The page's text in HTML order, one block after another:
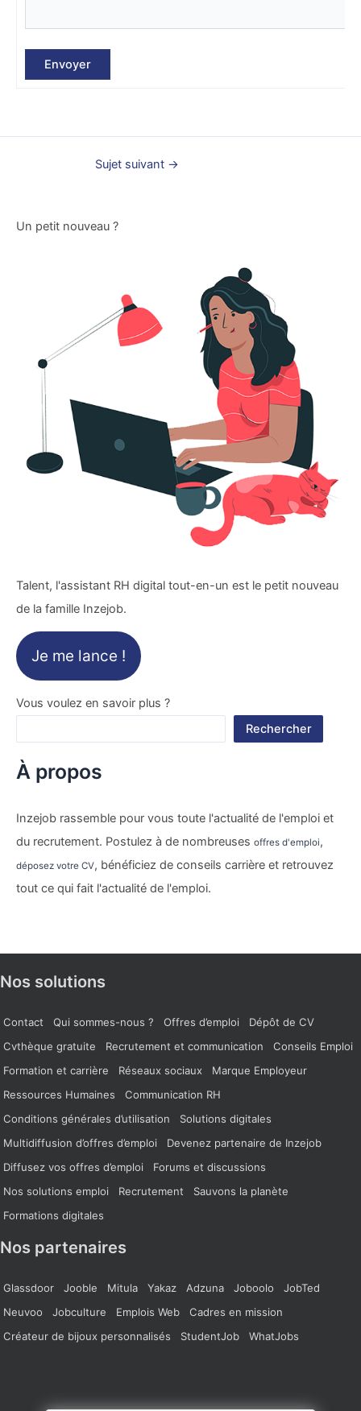
Envoyer
Sujet suivant →
Un petit nouveau ?
Talent, l'assistant RH digital tout-en-un est le petit nouveau
de la famille Inzejob.
Je me lance !
Vous voulez en savoir plus ?
Rechercher
À propos
Inzejob rassemble pour vous toute l'actualité de l'emploi et
du recrutement. Postulez à de nombreuses offres d'emploi,
déposez votre CV, bénéficiez de conseils carrière et retrouvez
tout ce qui fait l'actualité de l'emploi.
Nos solutions
Contact Qui sommes-nous ? Offres d’emploi
Dépôt de CV
Cvthèque gratuite
Recrutement et communication
Conseils Emploi
Formation et carrière
Réseaux sociaux
Marque Employeur
Ressources Humaines
Communication RH
Conditions générales d’utilisation
Solutions digitales
Multidiffusion d’offres d’emploi
Devenez partenaire de Inzejob
Diffusez vos offres d’emploi
Forums et discussions
Nos solutions emploi
Recrutement
Sauvons la planète
Formations digitales
Nos partenaires
Glassdoor Jooble Mitula Yakaz Adzuna Joboolo
JobTed
Neuvoo
Jobculture Emplois Web
Cadres en mission
Créateur de bijoux personnalisés
StudentJob WhatJobs